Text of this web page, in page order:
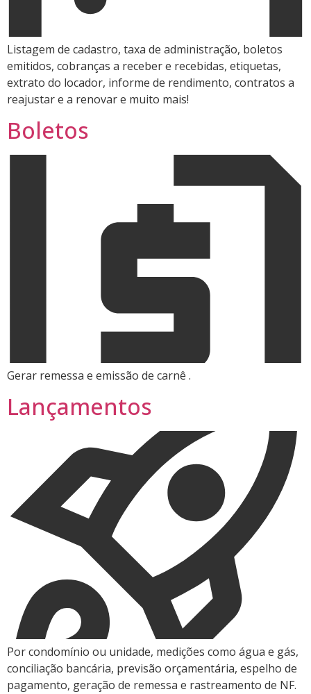
Listagem de cadastro, taxa de administração, boletos
emitidos, cobranças a receber e recebidas, etiquetas,
extrato do locador, informe de rendimento, contratos a
reajustar e a renovar e muito mais!
Boletos
Gerar remessa e emissão de carnê .
Lançamentos
Por condomínio ou unidade, medições como água e gás,
conciliação bancária, previsão orçamentária, espelho de
pagamento, geração de remessa e rastreamento de NF.